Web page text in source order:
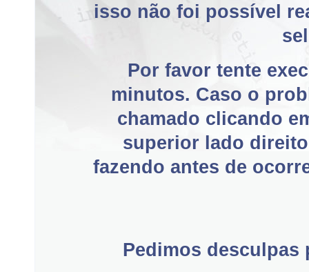
isso não foi possível
Por favor tente
minutos. Caso o
chamado clicando
superior lado
fazendo antes de
Pedimos